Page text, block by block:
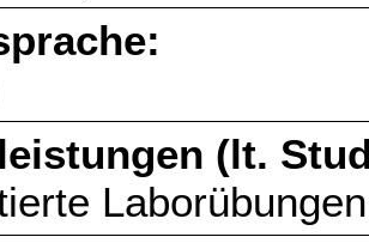
(lt.
Laborübungen